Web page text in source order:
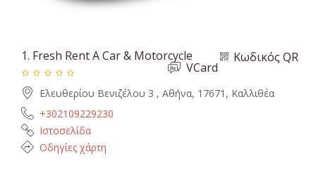
1. Fresh Rent A Car & Motorcycle Κωδικός QR
VCard
Ελευθερίου Βενιζέλου 3 , Αθήνα, 17671, Καλλιθέα
+302109229230
Ιστοσελίδα
Οδηγίες χάρτη